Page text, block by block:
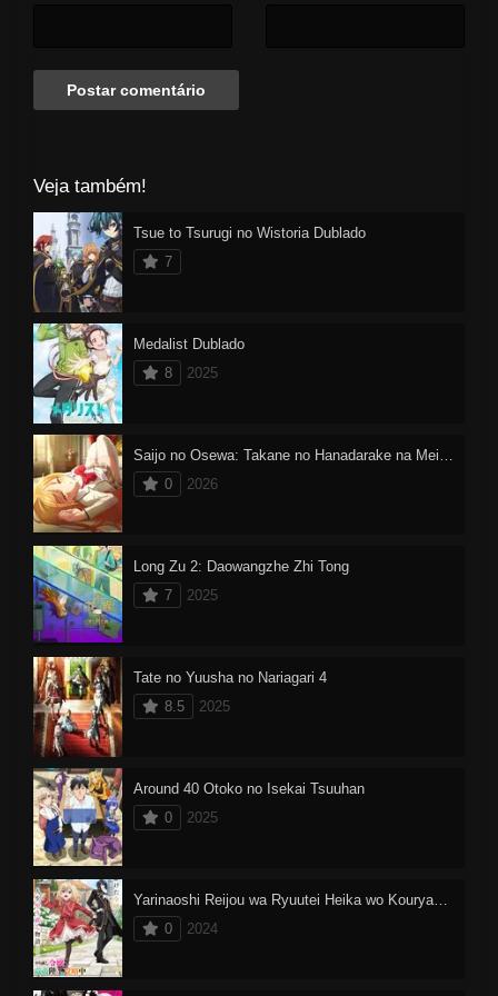
Veja também!
Tsue to Tsurugi no Wistoria Dublado
7
Medalist Dublado
8
2025
0
2026
Long Zu 2: Daowangzhe Zhi Tong
7
2025
Tate no Yuusha no Nariagari 4
8.5
2025
Around 40 Otoko no Isekai Tsuuhan
0
2025
0
2024